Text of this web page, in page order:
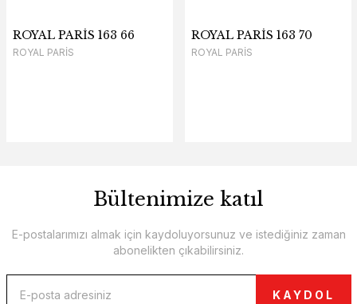
ROYAL PARİS 163 66
ROYAL PARİS
ROYAL PARİS 163 70
ROYAL PARİS
Bültenimize katıl
E-postalarımızı almak için kaydoluyorsunuz ve istediğiniz zaman
abonelikten çıkabilirsiniz.
KAYDOL